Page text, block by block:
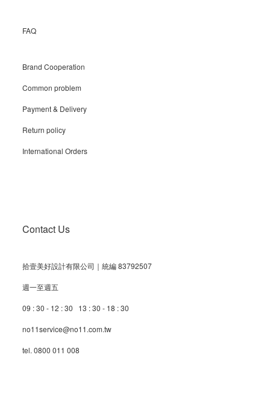
FAQ
Brand Cooperation
Common problem
Payment & Delivery
Return policy
International Orders
Contact Us
拾壹美好設計有限公司｜統編 83792507
週一至週五
09 : 30 - 12 : 30 13 : 30 - 18 : 30
no11service@no11.com.tw
tel. 0800 011 008